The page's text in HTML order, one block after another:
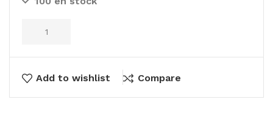
Add to wishlist Compare